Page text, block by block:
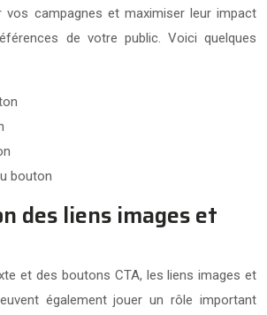
vos campagnes et maximiser leur impact
de votre public. Voici quelques
bouton
des liens images et
et des boutons CTA, les liens images et
également jouer un rôle important